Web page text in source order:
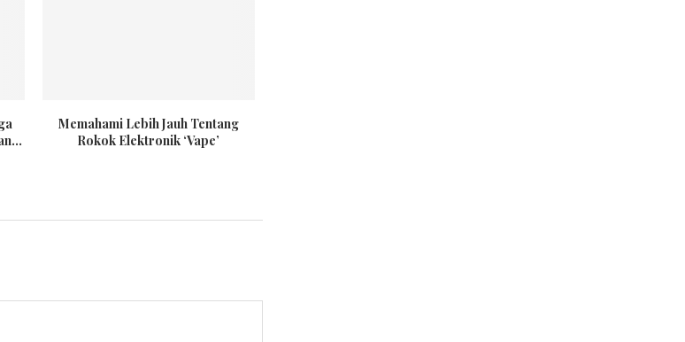
Memahami Lebih Jauh Tentang
Rokok Elektronik ‘Vape’